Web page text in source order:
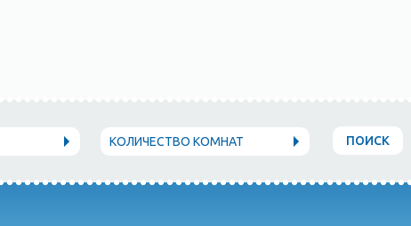
КОЛИЧЕСТВО КОМНАТ ПОИСК